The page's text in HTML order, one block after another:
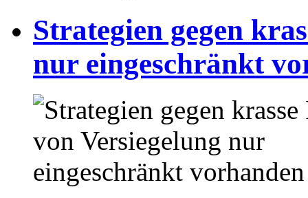
Strategien gegen
nur eingeschränkt